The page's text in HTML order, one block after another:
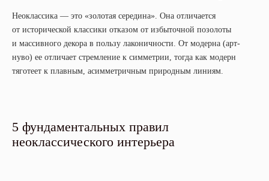
Неоклассика — это «золотая середина». Она отличается
от исторической классики отказом от избыточной позолоты
и массивного декора в пользу лаконичности. От модерна (арт-
нуво) ее отличает стремление к симметрии, тогда как модерн
тяготеет к плавным, асимметричным природным линиям.
5 фундаментальных правил
неоклассического интерьера